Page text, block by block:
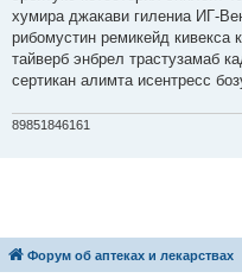
е
и
е
хумира джакави гилениа ИГ-
рибомустин ремикейд кивекса
тайверб энбрел трастузамаб
сертикан алимта исентресс
89851846161
Форум об аптеках и лекарствах